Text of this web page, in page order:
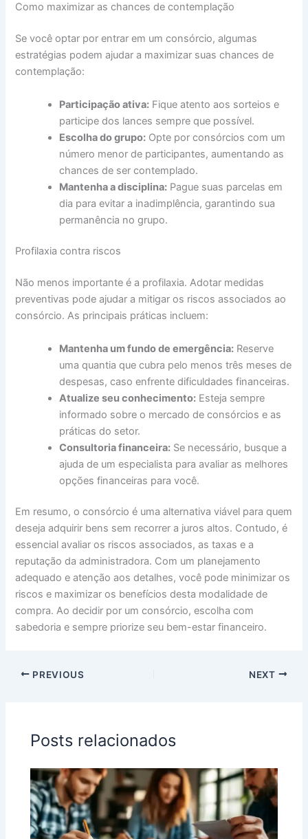
Como maximizar as chances de contemplação
Se você optar por entrar em um consórcio, algumas
estratégias podem ajudar a maximizar suas chances de
contemplação:
Participação ativa: Fique atento aos sorteios e
participe dos lances sempre que possível.
Escolha do grupo: Opte por consórcios com um
número menor de participantes, aumentando as
chances de ser contemplado.
Mantenha a disciplina: Pague suas parcelas em
dia para evitar a inadimplência, garantindo sua
permanência no grupo.
Profilaxia contra riscos
Não menos importante é a profilaxia. Adotar medidas
preventivas pode ajudar a mitigar os riscos associados ao
consórcio. As principais práticas incluem:
Mantenha um fundo de emergência: Reserve
uma quantia que cubra pelo menos três meses de
despesas, caso enfrente dificuldades financeiras.
Atualize seu conhecimento: Esteja sempre
informado sobre o mercado de consórcios e as
práticas do setor.
Consultoria financeira: Se necessário, busque a
ajuda de um especialista para avaliar as melhores
opções financeiras para você.
Em resumo, o consórcio é uma alternativa viável para quem
deseja adquirir bens sem recorrer a juros altos. Contudo, é
essencial avaliar os riscos associados, as taxas e a
reputação da administradora. Com um planejamento
adequado e atenção aos detalhes, você pode minimizar os
riscos e maximizar os benefícios desta modalidade de
compra. Ao decidir por um consórcio, escolha com
sabedoria e sempre priorize seu bem-estar financeiro.
PREVIOUS NEXT
Posts relacionados